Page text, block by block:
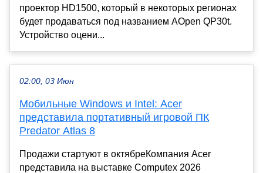
проектор HD1500, который в некоторых регионах
будет продаваться под названием AOpen QP30t.
Устройство оцени...
02:00, 03 Июн
Мобильные Windows и Intel: Acer
представила портативный игровой ПК
Predator Atlas 8
Продажи стартуют в октябреКомпания Acer
представила на выставке Computex 2026